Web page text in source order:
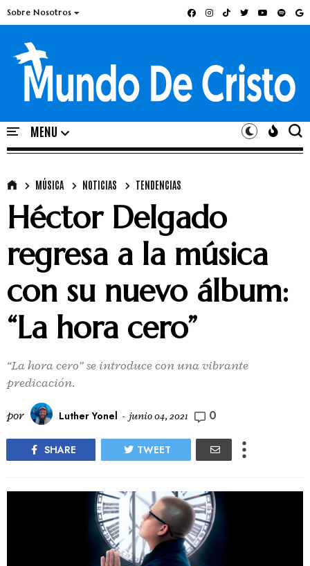
Sobre Nosotros
MÚSICA NOTICIAS TENDENCIAS
Héctor Delgado
regresa a la música
con su nuevo álbum:
“La hora cero”
“La hora cero” se introduce con una vibrante
predicación.
por Luther Yonel - junio 04, 2021 0
SHARE TWEET